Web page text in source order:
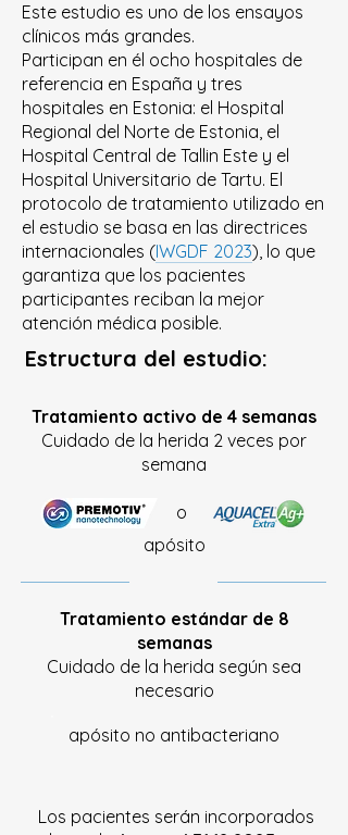
Este estudio es uno de los ensayos
clínicos más grandes.
Participan en él ocho hospitales de
referencia en España y tres
hospitales en Estonia: el Hospital
Regional del Norte de Estonia, el
Hospital Central de Tallin Este y el
Hospital Universitario de Tartu. El
protocolo de tratamiento utilizado en
el estudio se basa en las directrices
internacionales (IWGDF 2023), lo que
garantiza que los pacientes
participantes reciban la mejor
atención médica posible.
Estructura del estudio:
Tratamiento activo de 4 semanas
Cuidado de la herida 2 veces por
semana
o
apósito
Tratamiento estándar de 8
semanas
Cuidado de la herida según sea
necesario
apósito no antibacteriano
Los pacientes serán incorporados